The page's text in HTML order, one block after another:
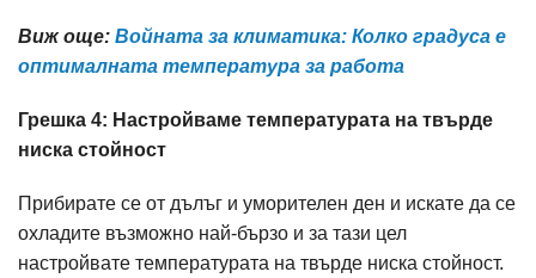
Виж още: Войната за климатика: Колко градуса е
оптималната температура за работа
Грешка 4: Настройваме температурата на твърде
ниска стойност
Прибирате се от дълъг и уморителен ден и искате да се
охладите възможно най-бързо и за тази цел
настройвате температурата на твърде ниска стойност.